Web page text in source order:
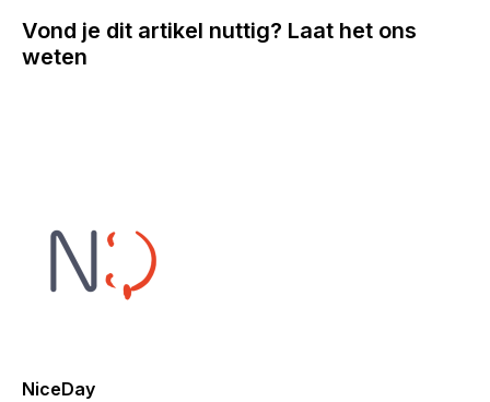
Vond je dit artikel nuttig? Laat het ons
weten
NiceDay